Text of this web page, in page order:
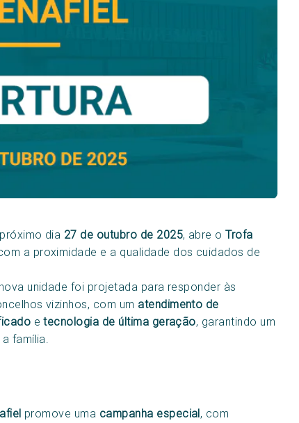
dia 27 de outubro de 2025, abre oTrofa
a proximidade e a qualidade dos cuidados de
unidade foi projetada para responder às
vizinhos, com um atendimento de
etecnologia de última geração, garantindo um
família.
promove uma campanha especial, com